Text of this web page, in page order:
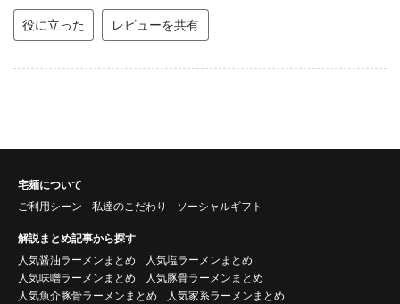
役に立った レビューを共有
宅麺について
ご利用シーン
私達のこだわり ソーシャルギフト
解説まとめ記事から探す
人気醤油ラーメンまとめ
人気塩ラーメンまとめ
人気味噌ラーメンまとめ
人気豚骨ラーメンまとめ
人気魚介豚骨ラーメンまとめ
人気家系ラーメンまとめ